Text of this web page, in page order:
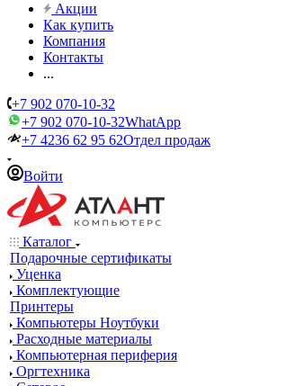
Акции
Как купить
Компания
Контакты
...
+7 902 070-10-32
+7 902 070-10-32WhatApp
+7 4236 62 95 62Отдел продаж
Войти
Каталог
Подарочные сертификаты
Уценка
Комплектующие
Принтеры
Компьютеры Ноутбуки
Расходные материалы
Компьютерная периферия
Оргтехника